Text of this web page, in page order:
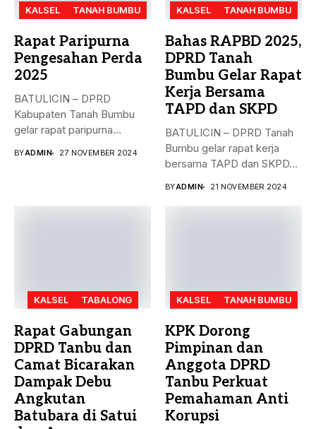
KALSEL TANAH BUMBU
Rapat Paripurna
Pengesahan Perda
2025
BATULICIN – DPRD
Kabupaten Tanah Bumbu
gelar rapat paripurna
BYADMIN 27 NOVEMBER 2024
KALSEL TANAH BUMBU
Bahas RAPBD 2025,
DPRD Tanah
Bumbu Gelar Rapat
Kerja Bersama
TAPD dan SKPD
BATULICIN – DPRD Tanah
Bumbu gelar rapat kerja
bersama TAPD dan SKPD...
BYADMIN 21 NOVEMBER 2024
KALSEL TABALONG
Rapat Gabungan
DPRD Tanbu dan
Camat Bicarakan
Dampak Debu
Angkutan
Batubara di Satui
KALSEL TANAH BUMBU
KPK Dorong
Pimpinan dan
Anggota DPRD
Tanbu Perkuat
Pemahaman Anti
Korupsi